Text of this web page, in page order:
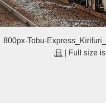
800px-Tobu-Express_Kirifuri_
日
Full size is